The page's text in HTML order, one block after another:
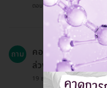
ตอบโดยทีมงาน HD
ถาม
คอร์สเลเซอร์กำจัด
ล่วงหน้าหรือไม่?
19 ธ.ค. 2024